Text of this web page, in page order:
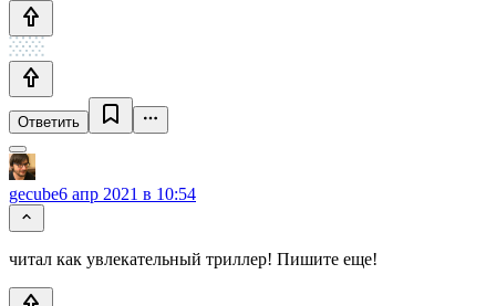
Ответить
gecube6 апр 2021 в 10:54
читал как увлекательный триллер! Пишите еще!